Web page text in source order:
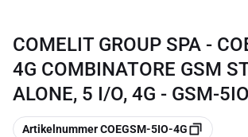
COMELIT GROUP SPA -
4G COMBINATORE GSM
ALONE, 5 I/O, 4G - GSM-
Kopieren
Artikelnummer COEGSM-5IO-4G